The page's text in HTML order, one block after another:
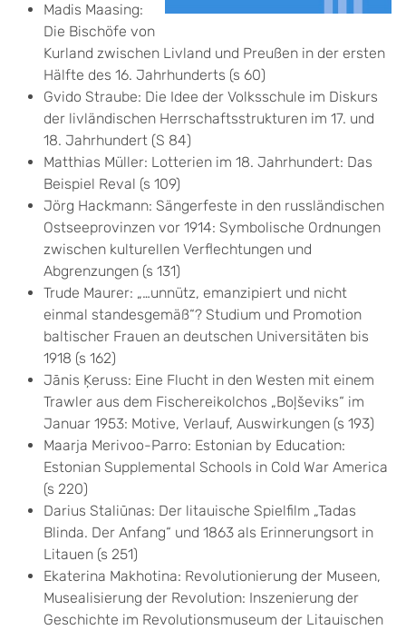
Madis Maasing:
Die Bischöfe von
Kurland zwischen Livland und Preußen in der ersten
Hälfte des 16. Jahrhunderts (s 60)
Gvido Straube: Die Idee der Volksschule im Diskurs
der livländischen Herrschaftsstrukturen im 17. und
18. Jahrhundert (S 84)
Matthias Müller: Lotterien im 18. Jahrhundert: Das
Beispiel Reval (s 109)
Jörg Hackmann: Sängerfeste in den russländischen
Ostseeprovinzen vor 1914: Symbolische Ordnungen
zwischen kulturellen Verflechtungen und
Abgrenzungen (s 131)
Trude Maurer: „…unnütz, emanzipiert und nicht
einmal standesgemäß“? Studium und Promotion
baltischer Frauen an deutschen Universitäten bis
1918 (s 162)
Jānis Ķeruss: Eine Flucht in den Westen mit einem
Trawler aus dem Fischereikolchos „Boļševiks“ im
Januar 1953: Motive, Verlauf, Auswirkungen (s 193)
Maarja Merivoo-Parro: Estonian by Education:
Estonian Supplemental Schools in Cold War America
(s 220)
Darius Staliūnas: Der litauische Spielfilm „Tadas
Blinda. Der Anfang“ und 1863 als Erinnerungsort in
Litauen (s 251)
Ekaterina Makhotina: Revolutionierung der Museen,
Musealisierung der Revolution: Inszenierung der
Geschichte im Revolutionsmuseum der Litauischen